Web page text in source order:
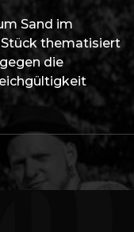
Sand im
Stück thematisiert
die